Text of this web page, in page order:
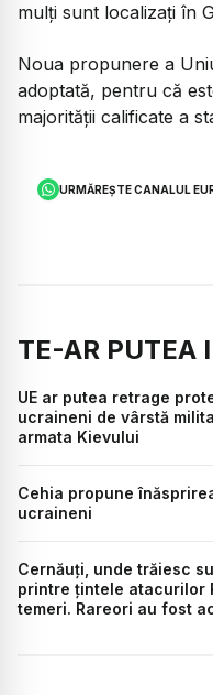
mulți sunt localizați în
Noua propunere a
adoptată, pentru că
majorității calificate a
URMĂREȘTE CANALUL
TE-AR PUTEA
UE ar putea retrage
ucraineni de vârstă
armata Kievului
Cehia propune
ucraineni
Cernăuți, unde trăiesc
printre țintele atacurilor
temeri. Rareori au fost